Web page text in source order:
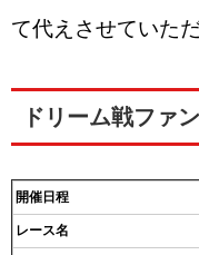
て代えさせていた
ドリーム戦ファ
開催日程
レース名